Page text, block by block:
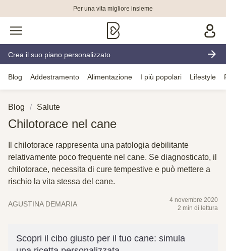
Per una vita migliore insieme
Crea il suo piano personalizzato
Blog Addestramento Alimentazione I più popolari Lifestyle
Blog Salute
Chilotorace nel cane
Il chilotorace rappresenta una patologia debilitante
relativamente poco frequente nel cane. Se diagnosticato, il
chilotorace, necessita di cure tempestive e può mettere a
rischio la vita stessa del cane.
AGUSTINA DEMARIA
4 novembre 2020
2 min di lettura
Scopri il cibo giusto per il tuo cane: simula